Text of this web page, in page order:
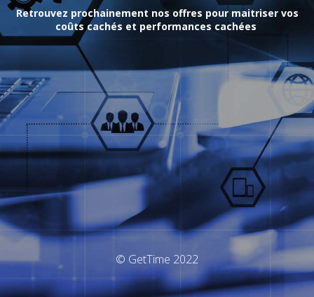
Retrouvez prochainement nos offres pour maitriser vos
coûts cachés et performances cachées
© GetTime 2022